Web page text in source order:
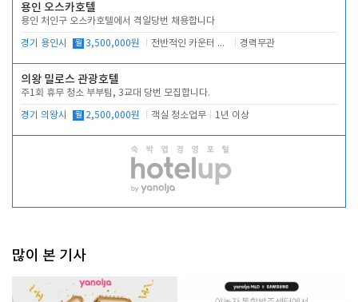
용인 오스카호텔
용인 처인구 오스카호텔에서 격일당번 채용합니다
경기 용인시 월 3,500,000원 전반적인 카운터 업무 경력무관
의왕 밀로스 관광호텔
주1회 휴무 청소 부부팀, 3교대 당번 모집합니다.
경기 의왕시 월 2,500,000원 객실 청소업무 1년 이상
많이 본 기사